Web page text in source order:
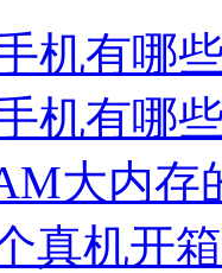
机有哪
机有哪
大内存
真机开